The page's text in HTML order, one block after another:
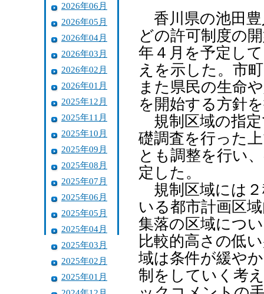
2026年06月
2026年05月
2026年04月
2026年03月
2026年02月
2026年01月
2025年12月
2025年11月
2025年10月
2025年09月
2025年08月
2025年07月
2025年06月
2025年05月
2025年04月
2025年03月
2025年02月
2025年01月
香川県の池田豊
どの許可制度の
年４月を予定し
えを示した。市
また県民の生命
を開始する方針
規制区域の指定
礎調査を行った
とも調整を行い
定した。
規制区域には２
いる都市計画区
集落の区域につ
比較的高さの低
域は条件が緩や
制をしていく考